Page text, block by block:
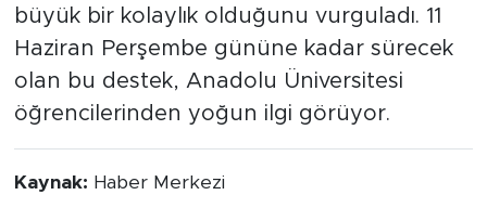
büyük bir kolaylık olduğunu vurguladı. 11
Haziran Perşembe gününe kadar sürecek
olan bu destek, Anadolu Üniversitesi
öğrencilerinden yoğun ilgi görüyor.
Kaynak: Haber Merkezi